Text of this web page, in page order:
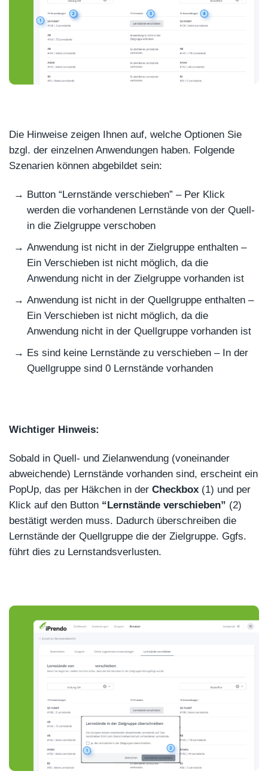
Die Hinweise zeigen Ihnen auf, welche Optionen Sie
bzgl. der einzelnen Anwendungen haben. Folgende
Szenarien können abgebildet sein:
Button “Lernstände verschieben” – Per Klick
werden die vorhandenen Lernstände von der Quell-
in die Zielgruppe verschoben
Anwendung ist nicht in der Zielgruppe enthalten –
Ein Verschieben ist nicht möglich, da die
Anwendung nicht in der Zielgruppe vorhanden ist
Anwendung ist nicht in der Quellgruppe enthalten –
Ein Verschieben ist nicht möglich, da die
Anwendung nicht in der Quellgruppe vorhanden ist
Es sind keine Lernstände zu verschieben – In der
Quellgruppe sind 0 Lernstände vorhanden
Wichtiger Hinweis:
Sobald in Quell- und Zielanwendung (voneinander
abweichende) Lernstände vorhanden sind, erscheint ein
PopUp, das per Häkchen in der Checkbox (1) und per
Klick auf den Button “Lernstände verschieben” (2)
bestätigt werden muss. Dadurch überschreiben die
Lernstände der Quellgruppe die der Zielgruppe. Ggfs.
führt dies zu Lernstandsverlusten.